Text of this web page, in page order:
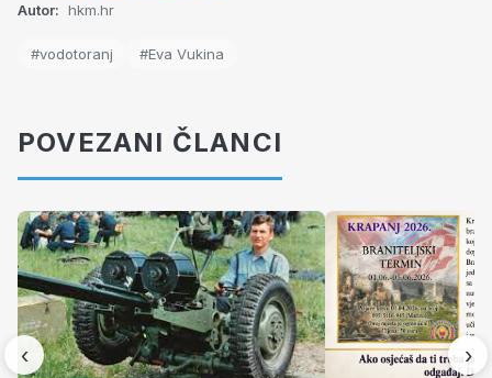
Autor: hkm.hr
#vodotoranj #Eva Vukina
POVEZANI ČLANCI
‹ ›